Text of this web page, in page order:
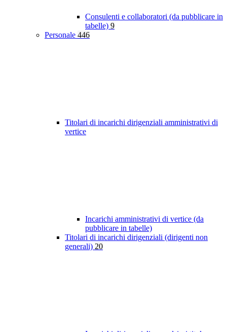
Consulenti e collaboratori (da pubblicare in
tabelle) 9
Personale 446
Titolari di incarichi dirigenziali amministrativi di
vertice
Incarichi amministrativi di vertice (da
pubblicare in tabelle)
Titolari di incarichi dirigenziali (dirigenti non
generali) 20